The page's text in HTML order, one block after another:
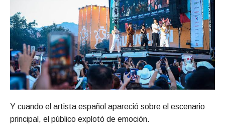
Y cuando el artista español apareció sobre el escenario
principal, el público explotó de emoción.